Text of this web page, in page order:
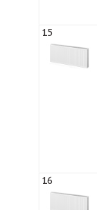
15
16